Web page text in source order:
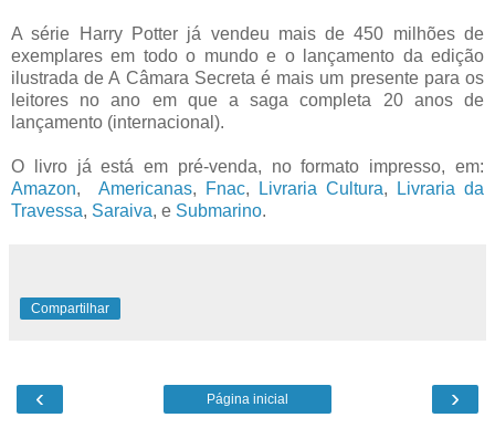
A série Harry Potter já vendeu mais de 450 milhões de
exemplares em todo o mundo e o lançamento da edição
ilustrada de A Câmara Secreta é mais um presente para os
leitores no ano em que a saga completa 20 anos de
lançamento (internacional).
O livro já está em pré-venda, no formato impresso, em:
Amazon, Americanas, Fnac, Livraria Cultura,
Livraria da
Travessa, Saraiva, e Submarino.
Compartilhar
‹ ›
Página inicial